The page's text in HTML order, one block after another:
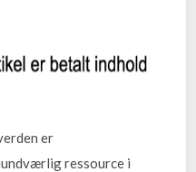
er
ressource i